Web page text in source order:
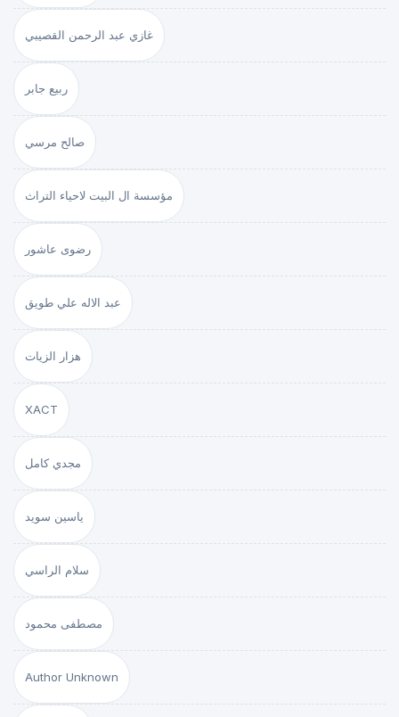
غازي عبد الرحمن القصيبي
ربيع جابر
صالح مرسي
مؤسسة ال البيت لاحياء التراث
رضوى عاشور
عبد الاله علي طويق
هزار الزيات
XACT
مجدي كامل
ياسين سويد
سلام الراسي
مصطفى محمود
Author Unknown